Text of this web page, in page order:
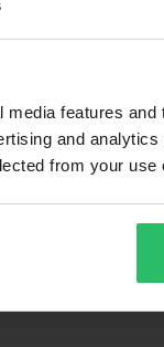
features
and
from your